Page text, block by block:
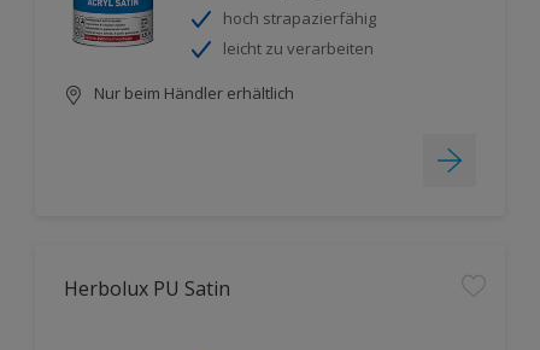
hoch strapazierfähig
leicht zu verarbeiten
Nur beim Händler erhältlich
Herbolux PU Satin